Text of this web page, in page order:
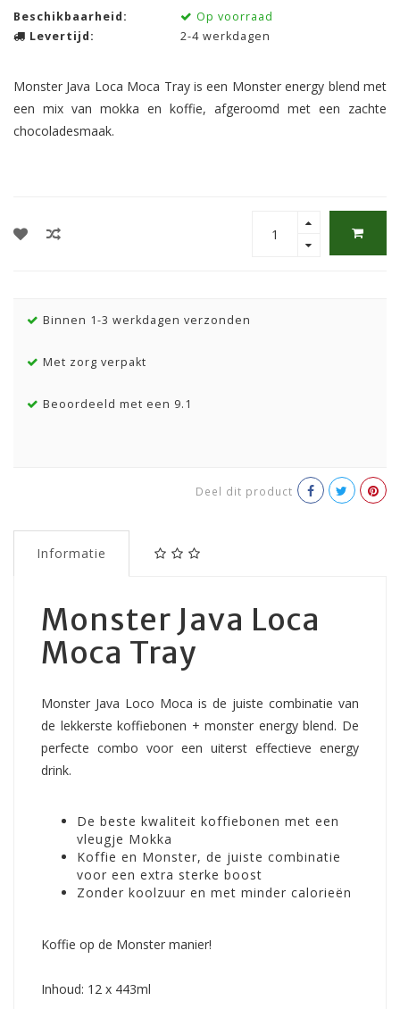
Beschikbaarheid:
Op voorraad
Levertijd:
2-4 werkdagen
Monster Java Loca Moca Tray is een Monster energy blend met
een mix van mokka en koffie, afgeroomd met een zachte
chocoladesmaak.
Binnen 1-3 werkdagen verzonden
Met zorg verpakt
Beoordeeld met een 9.1
Deel dit product
Informatie
Monster Java Loca
Moca Tray
Monster Java Loco Moca is de juiste combinatie van
de lekkerste koffiebonen + monster energy blend. De
perfecte combo voor een uiterst effectieve energy
drink.
De beste kwaliteit koffiebonen met een
vleugje Mokka
Koffie en Monster, de juiste combinatie
voor een extra sterke boost
Zonder koolzuur en met minder calorieën
Koffie op de Monster manier!
Inhoud: 12 x 443ml